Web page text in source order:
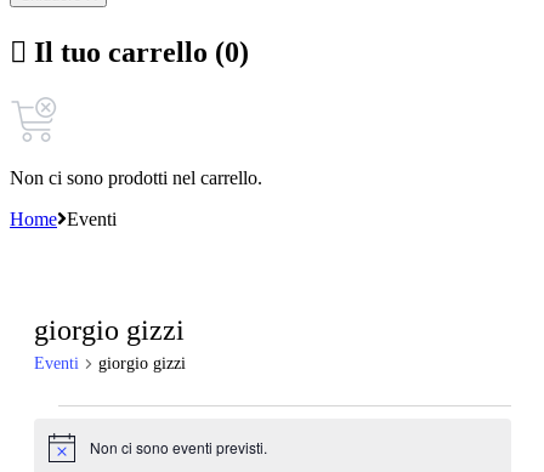
Il tuo carrello (0)
Non ci sono prodotti nel carrello.
Home Eventi
giorgio gizzi
Eventi giorgio gizzi
forNotice Non ci sono eventi previsti.